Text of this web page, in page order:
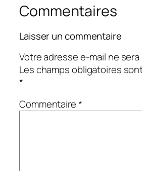
Commentaires
Laisser un commentaire
Votre adresse e-mail ne
Les champs obligatoires
*
Commentaire*